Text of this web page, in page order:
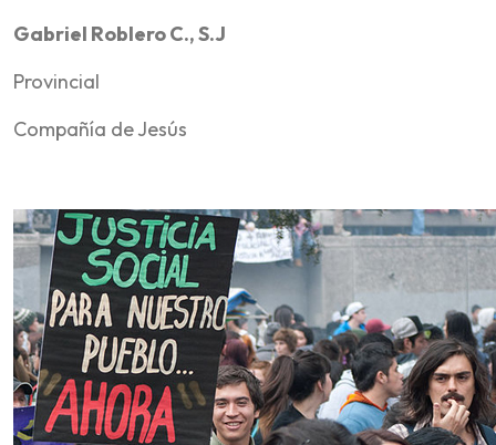
Gabriel Roblero C., S.J
Provincial
Compañía de Jesús